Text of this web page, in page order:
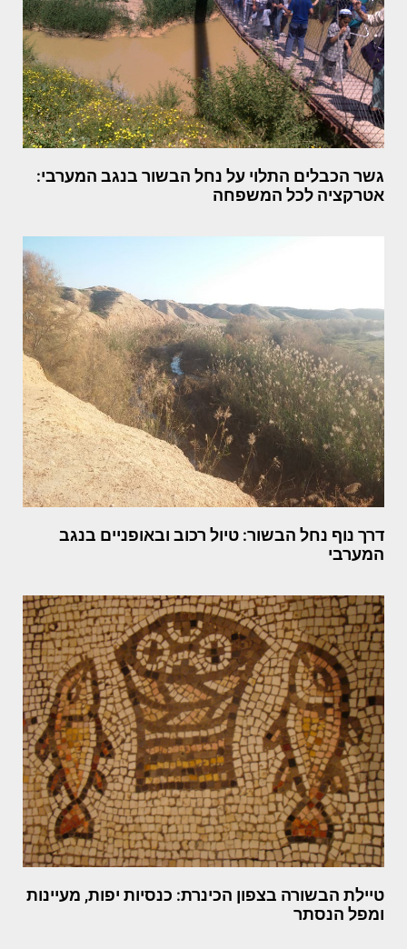
גשר הכבלים התלוי על נחל הבשור בנגב המערבי:
אטרקציה לכל המשפחה
דרך נוף נחל הבשור: טיול רכוב ובאופניים בנגב
המערבי
טיילת הבשורה בצפון הכינרת: כנסיות יפות, מעיינות
ומפל הנסתר